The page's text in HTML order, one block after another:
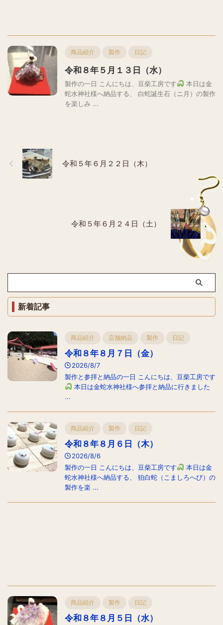
商品紹介 製作 日記
令和８年５月１３日（水）
製作の一日 こんにちは、豆柴工房です
本日は金
蛇水神社様へ納品する、 白蛇誕生石（ニ月）の製作
を楽しみ ...
令和５年６月２２日（木）
令和５年６月２４日（土）
新着記事
商品紹介 店舗納品 製作 日記
令和８年８月７日（金）
2026/8/7
製作と参拝と納品の一日 こんにちは、豆柴工房です
本日は金蛇水神社様へ参拝と納品に行きました
...
商品紹介 製作 日記
令和８年８月６日（木）
2026/8/6
製作の一日 こんにちは、豆柴工房です
本日は金
蛇水神社様へ納品する、 狛白蛇（こましろへび）の
製作を楽 ...
商品紹介 製作 日記
令和８年８月５日（水）